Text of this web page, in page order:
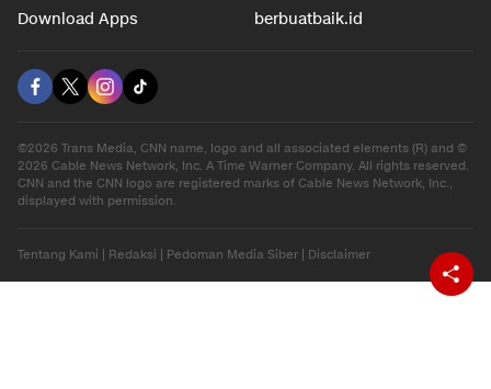
Download Apps berbuatbaik.id
©2026 Trans Media, CNN name, logo and all associated elements (R) and ©
2026 Cable News Network, Inc. A Time Warner Company. All rights reserved.
CNN and the CNN logo are registered marks of Cable News Network, Inc.,
displayed with permission.
Tentang Kami | Redaksi | Pedoman Media Siber | Disclaimer